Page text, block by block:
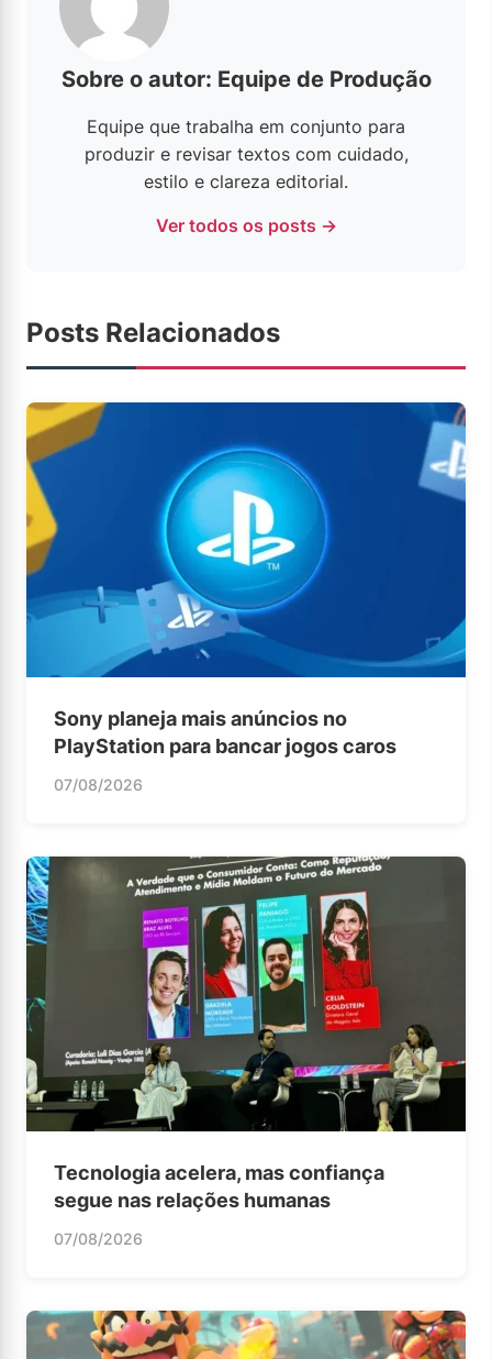
Sobre o autor: Equipe de Produção
Equipe que trabalha em conjunto para
produzir e revisar textos com cuidado,
estilo e clareza editorial.
Ver todos os posts →
Posts Relacionados
Sony planeja mais anúncios no
PlayStation para bancar jogos caros
07/08/2026
Tecnologia acelera, mas confiança
segue nas relações humanas
07/08/2026